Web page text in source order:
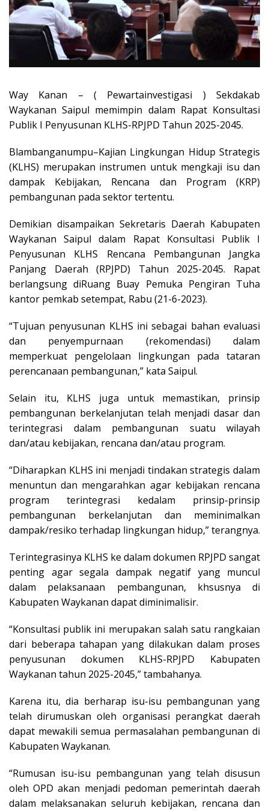
Way Kanan – ( Pewartainvestigasi ) Sekdakab
Waykanan Saipul memimpin dalam Rapat Konsultasi
Publik I Penyusunan KLHS-RPJPD Tahun 2025-2045.
Blambanganumpu–Kajian Lingkungan Hidup Strategis
(KLHS) merupakan instrumen untuk mengkaji isu dan
dampak Kebijakan, Rencana dan Program (KRP)
pembangunan pada sektor tertentu.
Demikian disampaikan Sekretaris Daerah Kabupaten
Waykanan Saipul dalam Rapat Konsultasi Publik I
Penyusunan KLHS Rencana Pembangunan Jangka
Panjang Daerah (RPJPD) Tahun 2025-2045. Rapat
berlangsung diRuang Buay Pemuka Pengiran Tuha
kantor pemkab setempat, Rabu (21-6-2023).
“Tujuan penyusunan KLHS ini sebagai bahan evaluasi
dan penyempurnaan (rekomendasi) dalam
memperkuat pengelolaan lingkungan pada tataran
perencanaan pembangunan,” kata Saipul.
Selain itu, KLHS juga untuk memastikan, prinsip
pembangunan berkelanjutan telah menjadi dasar dan
terintegrasi dalam pembangunan suatu wilayah
dan/atau kebijakan, rencana dan/atau program.
“Diharapkan KLHS ini menjadi tindakan strategis dalam
menuntun dan mengarahkan agar kebijakan rencana
program terintegrasi kedalam prinsip-prinsip
pembangunan berkelanjutan dan meminimalkan
dampak/resiko terhadap lingkungan hidup,” terangnya.
Terintegrasinya KLHS ke dalam dokumen RPJPD sangat
penting agar segala dampak negatif yang muncul
dalam pelaksanaan pembangunan, khsusnya di
Kabupaten Waykanan dapat diminimalisir.
“Konsultasi publik ini merupakan salah satu rangkaian
dari beberapa tahapan yang dilakukan dalam proses
penyusunan dokumen KLHS-RPJPD Kabupaten
Waykanan tahun 2025-2045,” tambahanya.
Karena itu, dia berharap isu-isu pembangunan yang
telah dirumuskan oleh organisasi perangkat daerah
dapat mewakili semua permasalahan pembangunan di
Kabupaten Waykanan.
“Rumusan isu-isu pembangunan yang telah disusun
oleh OPD akan menjadi pedoman pemerintah daerah
dalam melaksanakan seluruh kebijakan, rencana dan